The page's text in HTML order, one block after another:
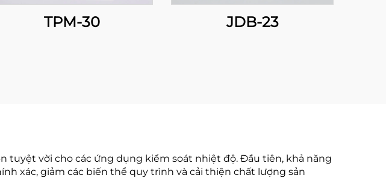
TPM-30 JDB-23
tuyệt vời cho các ứng dụng kiểm soát nhiệt độ. Đầu tiên, khả năng
xác, giảm các biến thể quy trình và cải thiện chất lượng sản